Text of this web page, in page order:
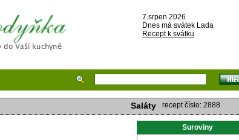
7.srpen 2026
Dnes má svátek Lada
Recept k svátku
Saláty recept číslo: 2888
Suroviny